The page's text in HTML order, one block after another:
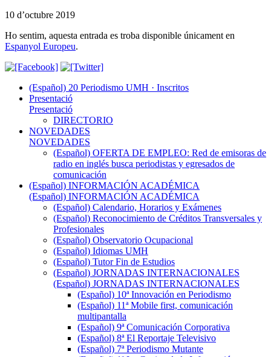
10 d’octubre 2019
Ho sentim, aquesta entrada es troba disponible únicament en
Espanyol Europeu.
(Español) 20 Periodismo UMH · Inscritos
Presentació
Presentació
DIRECTORIO
NOVEDADES
NOVEDADES
(Español) OFERTA DE EMPLEO: Red de emisoras de
radio en inglés busca periodistas y egresados de
comunicación
(Español) INFORMACIÓN ACADÉMICA
(Español) INFORMACIÓN ACADÉMICA
(Español) Calendario, Horarios y Exámenes
(Español) Reconocimiento de Créditos Transversales y
Profesionales
(Español) Observatorio Ocupacional
(Español) Idiomas UMH
(Español) Tutor Fin de Estudios
(Español) JORNADAS INTERNACIONALES
(Español) JORNADAS INTERNACIONALES
(Español) 10ª Innovación en Periodismo
(Español) 11ª Mobile first, comunicación
multipantalla
(Español) 9ª Comunicación Corporativa
(Español) 8ª El Reportaje Televisivo
(Español) 7ª Periodismo Mutante